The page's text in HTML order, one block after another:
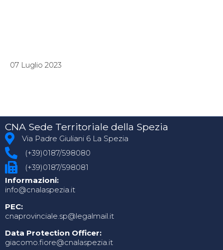
07 Luglio 2023
CNA Sede Territoriale della Spezia
Via Padre Giuliani 6 La Spezia
(+39)0187/598080
(+39)0187/598081
Informazioni:
info@cnalaspezia.it
PEC:
cnaprovinciale.sp@legalmail.it
Data Protection Officer:
giacomo.fiore@cnalaspezia.it